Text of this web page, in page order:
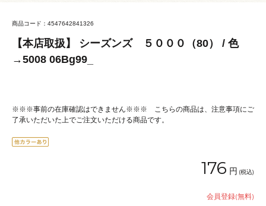
商品コード：4547642841326
【本店取扱】 シーズンズ ５０００（80） / 色
→5008 06Bg99_
※※※事前の在庫確認はできません※※※ こちらの商品は、注意事項にご
了承いただいた上でご注文いただける商品です。
176 円 (税込)
会員登録(無料)